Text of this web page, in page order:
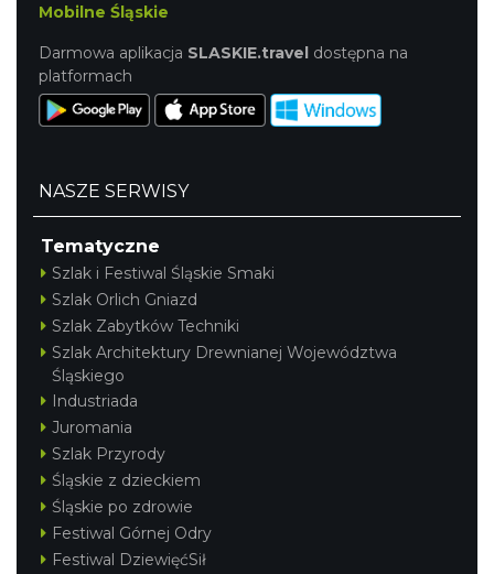
Mobilne Śląskie
Darmowa aplikacja SLASKIE.travel dostępna na
platformach
NASZE SERWISY
Tematyczne
Szlak i Festiwal Śląskie Smaki
Szlak Orlich Gniazd
Szlak Zabytków Techniki
Szlak Architektury Drewnianej Województwa
Śląskiego
Industriada
Juromania
Szlak Przyrody
Śląskie z dzieckiem
Śląskie po zdrowie
Festiwal Górnej Odry
Festiwal DziewięćSił